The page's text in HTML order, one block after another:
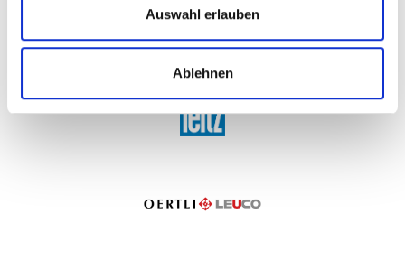
Auswahl erlauben
Ablehnen